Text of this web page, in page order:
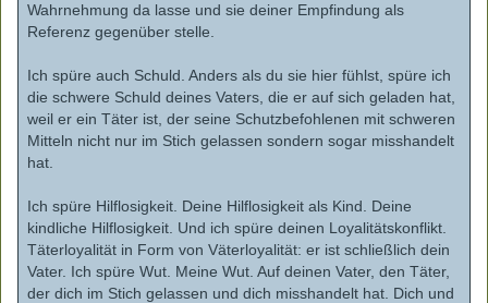
Wahrnehmung da lasse und sie deiner Empfindung als
Referenz gegenüber stelle.
Ich spüre auch Schuld. Anders als du sie hier fühlst, spüre ich
die schwere Schuld deines Vaters, die er auf sich geladen hat,
weil er ein Täter ist, der seine Schutzbefohlenen mit schweren
Mitteln nicht nur im Stich gelassen sondern sogar misshandelt
hat.
Ich spüre Hilflosigkeit. Deine Hilflosigkeit als Kind. Deine
kindliche Hilflosigkeit. Und ich spüre deinen Loyalitätskonflikt.
Täterloyalität in Form von Väterloyalität: er ist schließlich dein
Vater. Ich spüre Wut. Meine Wut. Auf deinen Vater, den Täter,
der dich im Stich gelassen und dich misshandelt hat. Dich und